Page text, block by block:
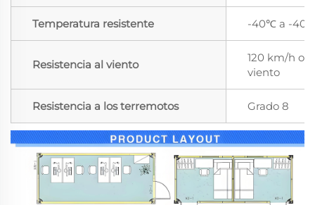
Temperatura resistente -40℃ a -
Resistencia al viento
120 km/h o
viento
Resistencia a los terremotos Grado 8